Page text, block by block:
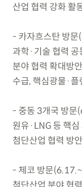
산업 협력 강화 활
- 카자흐스탄 방
과학·기술 협력 공
분야 협력 확대방
수급, 핵심광물·플
- 중동 3개국 방문
원유·LNG 등 핵
첨단산업 협력 방
- 체코 방문
첨단산업 분야 협